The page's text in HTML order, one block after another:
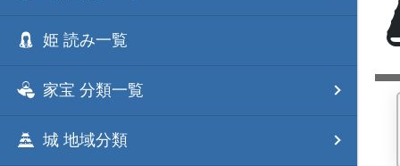
姫 読み一覧
家宝 分類一覧
城 地域分類